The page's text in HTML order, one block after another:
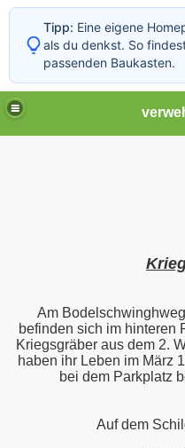
Am
befinden sich im hinteren
Kriegsgräber aus dem 2.
haben ihr Leben im März
bei dem Parkplatz
Auf dem
Tipp: Eine eigene
als du denkst. So
passenden Baukasten.